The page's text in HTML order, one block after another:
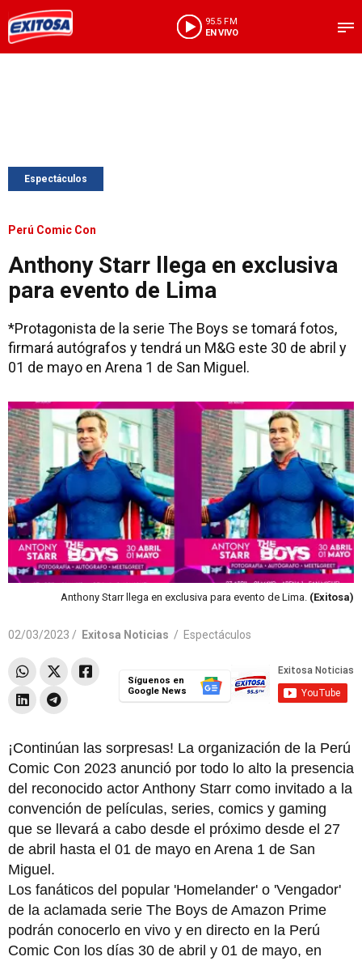
95.5 FM
EN VIVO
Espectáculos
Perú Comic Con
Anthony Starr llega en exclusiva
para evento de Lima
*Protagonista de la serie The Boys se tomará fotos,
firmará autógrafos y tendrá un M&G este 30 de abril y
01 de mayo en Arena 1 de San Miguel.
Anthony Starr llega en exclusiva para evento de Lima. (Exitosa)
02/03/2023 / Exitosa Noticias / Espectáculos
Síguenos en
Google News
¡Continúan las sorpresas! La organización de la Perú
Comic Con 2023 anunció por todo lo alto la presencia
del reconocido actor Anthony Starr como invitado a la
convención de películas, series, comics y gaming
que se llevará a cabo desde el próximo desde el 27
de abril hasta el 01 de mayo en Arena 1 de San
Miguel.
Los fanáticos del popular 'Homelander' o 'Vengador'
de la aclamada serie The Boys de Amazon Prime
podrán conocerlo en vivo y en directo en la Perú
Comic Con los días 30 de abril y 01 de mayo, en